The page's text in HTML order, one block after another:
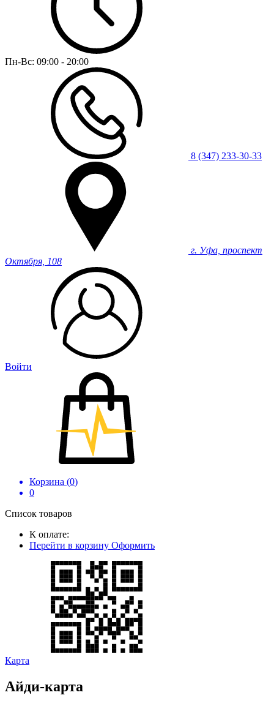
Пн-Вс: 09:00 - 20:00
8 (347) 233-30-33
г. Уфа, проспект
Октября, 108
Войти
Корзина (0)
0
Список товаров
К оплате:
Перейти в корзину Оформить
Карта
Айди-карта